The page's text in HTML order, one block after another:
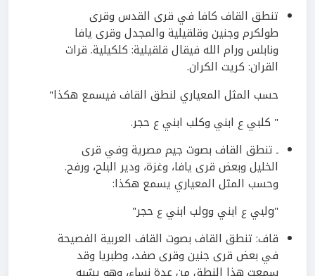
تنطق القاف كافا في قرى القدس وقرى
طولكرم وجنين وقلقيلية والمجدل وقرى يافا
ونابلس ورام الله فيقال قلقيلية: كلكيلية. قرات
القران: كريت الكران.
حسب المثل المعياري لنطق القاف فيسمع هكذا"
" كلبي ع ابني وكلب ابني ع حجر.
ـ تنطق القاف بصوت جيم مصرية gفي قرى
الخليل وبعض قرى يافا، وغزة، ودير البلح، ورفح.
وحسب المثل المعياري يسمع هكذا:
"gلبي ع ابني وgلب ابني ع حجر"
قاف: تنطق القاف بصوت القاف العربية الفصيحة
في بعض قرى جنين وقرى صفد، وطبريا وقد